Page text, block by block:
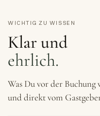
WICHTIG ZU WISSEN
Klar und
ehrlich.
Was Du vor der
und direkt vom